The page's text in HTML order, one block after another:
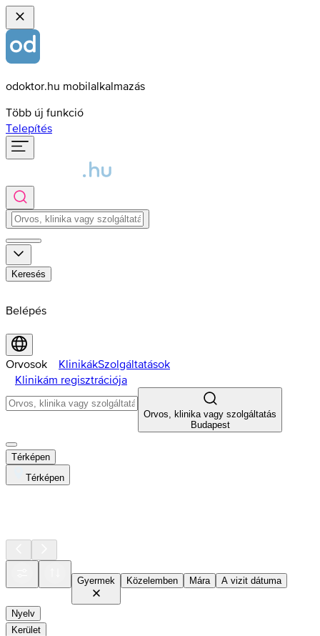
odoktor.hu mobilalkalmazás
Több új funkció
Telepítés
Keresés
Belépés
Orvosok KlinikákSzolgáltatások
Klinikám regisztrációja
Orvos, klinika vagy szolgáltatás
Budapest
Térképen
Térképen
Gyermek Közelemben Mára A vizit dátuma
Nyelv
Kerület